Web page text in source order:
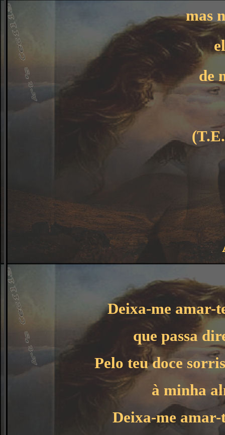
mas
de
Deixa-me amar-
que passa
Pelo teu doce
à minha
Deixa-me amar-